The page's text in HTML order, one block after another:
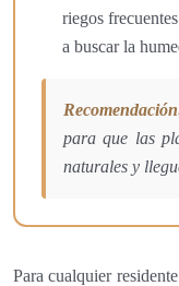
riegos
a buscar la
para que las
naturales y
Para cualquier